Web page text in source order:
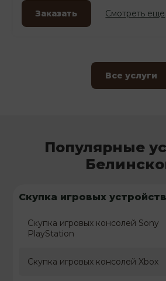
Заказать Смотреть еще
Все услуги
Популярные
Скупка игровых устройств
Скупка игровых консолей Sony
PlayStation
Скупка игровых консолей Xbox